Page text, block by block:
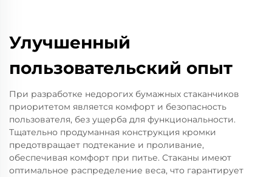
Улучшенный
пользовательский опыт
При разработке недорогих бумажных стаканчиков
приоритетом является комфорт и безопасность
пользователя, без ущерба для функциональности.
Тщательно продуманная конструкция кромки
предотвращает подтекание и проливание,
обеспечивая комфорт при питье. Стаканы имеют
оптимальное распределение веса, что гарантирует